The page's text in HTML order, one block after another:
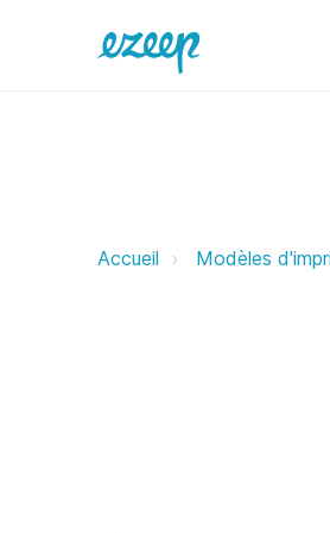
Altec ezeep Support
Accueil Modèles